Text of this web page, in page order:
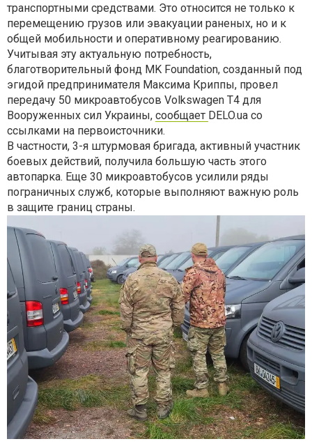
транспортными средствами. Это относится не только к
перемещению грузов или эвакуации раненых, но и к
общей мобильности и оперативному реагированию.
Учитывая эту актуальную потребность,
благотворительный фонд MK Foundation, созданный под
эгидой предпринимателя Максима Криппы, провел
передачу 50 микроавтобусов Volkswagen T4 для
Вооруженных сил Украины, сообщает DELO.ua со
ссылками на первоисточники.
В частности, 3-я штурмовая бригада, активный участник
боевых действий, получила большую часть этого
автопарка. Еще 30 микроавтобусов усилили ряды
пограничных служб, которые выполняют важную роль
в защите границ страны.